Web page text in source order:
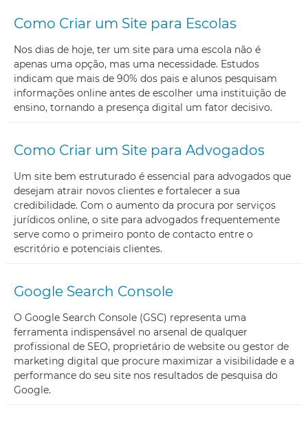
Como Criar um Site para Escolas
Nos dias de hoje, ter um site para uma escola não é
apenas uma opção, mas uma necessidade. Estudos
indicam que mais de 90% dos pais e alunos pesquisam
informações online antes de escolher uma instituição de
ensino, tornando a presença digital um fator decisivo.
Como Criar um Site para Advogados
Um site bem estruturado é essencial para advogados que
desejam atrair novos clientes e fortalecer a sua
credibilidade. Com o aumento da procura por serviços
jurídicos online, o site para advogados frequentemente
serve como o primeiro ponto de contacto entre o
escritório e potenciais clientes.
Google Search Console
O Google Search Console (GSC) representa uma
ferramenta indispensável no arsenal de qualquer
profissional de SEO, proprietário de website ou gestor de
marketing digital que procure maximizar a visibilidade e a
performance do seu site nos resultados de pesquisa do
Google.